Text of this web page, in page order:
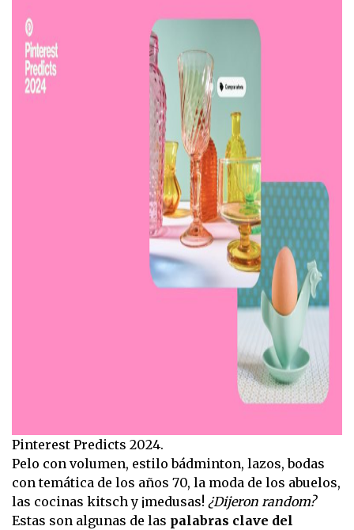
Pinterest Predicts 2024.
Pelo con volumen, estilo bádminton, lazos, bodas
con temática de los años 70, la moda de los abuelos,
las cocinas kitsch y ¡medusas! ¿Dijeron random?
Estas son algunas de las palabras clave del